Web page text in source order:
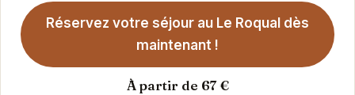
Réservez votre séjour au Le Roqual dès
maintenant !
À partir de 67 €